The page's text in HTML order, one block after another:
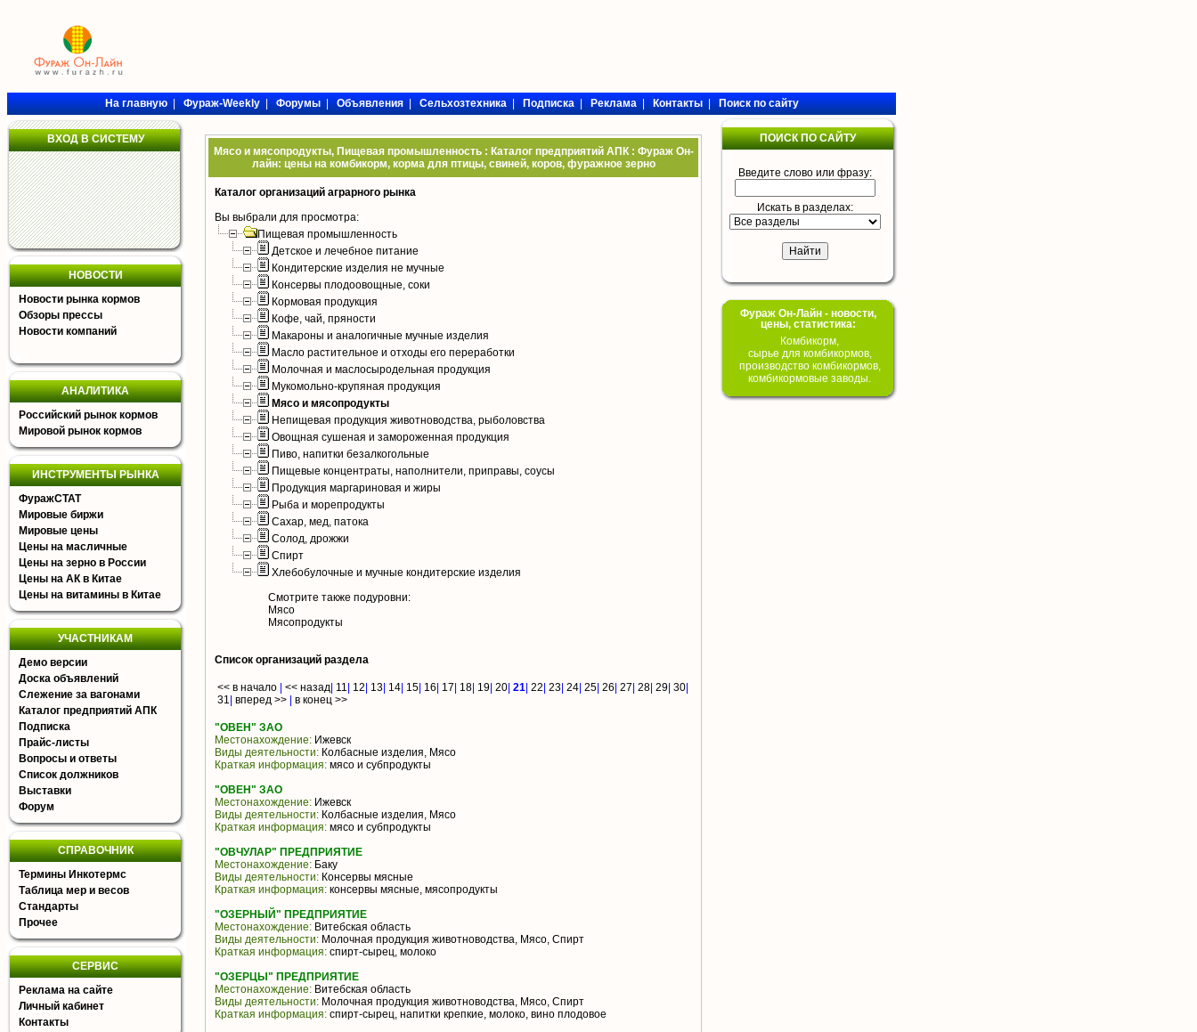
На главную|Фураж-Weekly|Форумы|Объявления|Сельхозтехника|Подписка|Реклама|Контакты|Поиск по сайту
ВХОД В СИСТЕМУ
НОВОСТИ
Новости рынка кормов
Обзоры прессы
Новости компаний
АНАЛИТИКА
Российский рынок кормов
Мировой рынок кормов
ИНСТРУМЕНТЫ РЫНКА
ФуражСТАТ
Мировые биржи
Мировые цены
Цены на масличные
Цены на зерно в России
Цены на АК в Китае
Цены на витамины в Китае
УЧАСТНИКАМ
Демо версии
Доска объявлений
Слежение за вагонами
Каталог предприятий АПК
Подписка
Прайс-листы
Вопросы и ответы
Список должников
Выставки
Форум
СПРАВОЧНИК
Термины Инкотермс
Таблица мер и весов
Стандарты
Прочее
СЕРВИС
Реклама на сайте
Личный кабинет
Контакты
Мясо и мясопродукты, Пищевая промышленность : Каталог предприятий АПК : Фураж Он-
лайн: цены на комбикорм, корма для птицы, свиней, коров, фуражное зерно
Каталог организаций аграрного рынка
Вы выбрали для просмотра:
Пищевая промышленность
Детское и лечебное питание
Кондитерские изделия не мучные
Консервы плодоовощные, соки
Кормовая продукция
Кофе, чай, пряности
Макароны и аналогичные мучные изделия
Масло растительное и отходы его переработки
Молочная и маслосыродельная продукция
Мукомольно-крупяная продукция
Мясо и мясопродукты
Непищевая продукция животноводства, рыболовства
Овощная сушеная и замороженная продукция
Пиво, напитки безалкогольные
Пищевые концентраты, наполнители, приправы, соусы
Продукция маргариновая и жиры
Рыба и морепродукты
Сахар, мед, патока
Солод, дрожжи
Спирт
Хлебобулочные и мучные кондитерские изделия
Смотрите также подуровни:
Мясо
Мясопродукты
Список организаций раздела
<< в начало << назад 11 12 13 14 15 16 17 18 19 20 21 22 23 24 25 26 27 28 29 30
31 вперед >> в конец >>
"ОВЕН" ЗАО
Местонахождение: Ижевск
Виды деятельности: Колбасные изделия, Мясо
Краткая информация: мясо и субпродукты
"ОВЕН" ЗАО
Местонахождение: Ижевск
Виды деятельности: Колбасные изделия, Мясо
Краткая информация: мясо и субпродукты
"ОВЧУЛАР" ПРЕДПРИЯТИЕ
Местонахождение: Баку
Виды деятельности: Консервы мясные
Краткая информация: консервы мясные, мясопродукты
"ОЗЕРНЫЙ" ПРЕДПРИЯТИЕ
Местонахождение: Витебская область
Виды деятельности: Молочная продукция животноводства, Мясо, Спирт
Краткая информация: спирт-сырец, молоко
"ОЗЕРЦЫ" ПРЕДПРИЯТИЕ
Местонахождение: Витебская область
Виды деятельности: Молочная продукция животноводства, Мясо, Спирт
Краткая информация: спирт-сырец, напитки крепкие, молоко, вино плодовое
ПОИСК ПО САЙТУ
Введите слово или фразу:
Искать в разделах:
Фураж Он-Лайн - новости,
цены, статистика:
Комбикорм,
сырье для комбикормов,
производство комбикормов,
комбикормовые заводы.